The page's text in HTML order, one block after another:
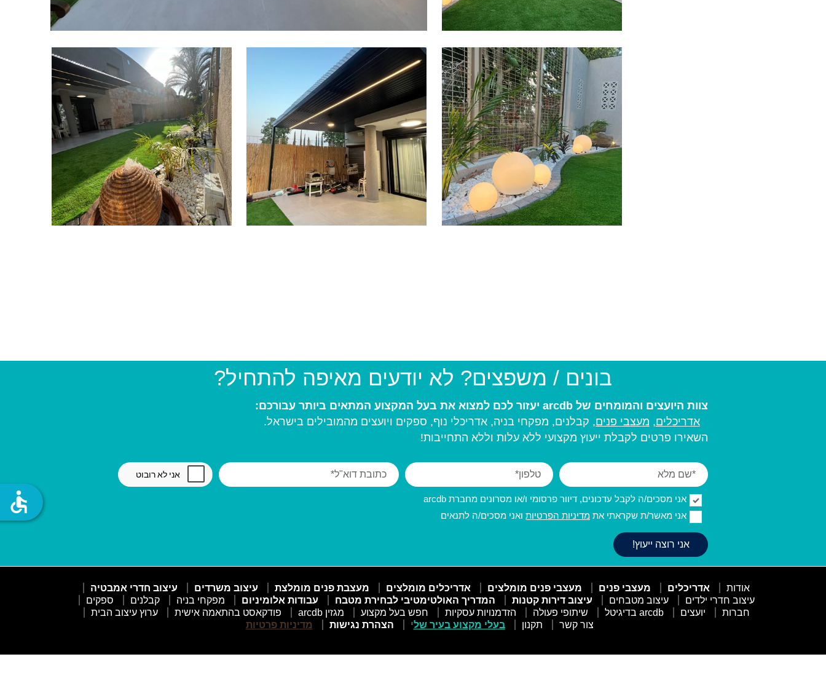
בונים / משפצים? לא יודעים מאיפה להתחיל?
צוות היועצים והמומחים של arcdb יעזור לכם למצוא את בעל המקצוע המתאים ביותר עבורכם:
אדריכלים, מעצבי פנים, קבלנים, מפקחי בניה, אדריכלי נוף, ספקים ויועצים מהמובילים בישראל.
השאירו פרטים לקבלת ייעוץ מקצועי ללא עלות וללא התחייבות!
אני מסכים/ה לקבל עדכונים, דיוור פרסומי ו/או מסרונים מחברת arcdb
אני מאשר/ת שקראתי את מדיניות הפרטיות ואני מסכים/ה לתנאים
אודות אדריכלים מעצבי פנים מעצבי פנים מומלצים אדריכלים מומלצים מעצבת פנים מומלצת עיצוב משרדים
עיצוב חדרי אמבטיה
עיצוב חדרי ילדים
עיצוב מטבחים עיצוב דירות קטנות המדריך האולטימטיבי לבחירת מטבח עבודות אלומיניום מפקחי בניה קבלנים
ספקים
חברות
יועצים arcdb בדיגיטל שיתופי פעולה הזדמנויות עסקיות חפש בעל מקצוע מגזין arcdb פודקאסט בהתאמה אישית
ערוץ עיצוב הבית
צור קשר
תקנון בעלי מקצוע בעיר שלי הצהרת נגישות מדיניות פרטיות
accessible